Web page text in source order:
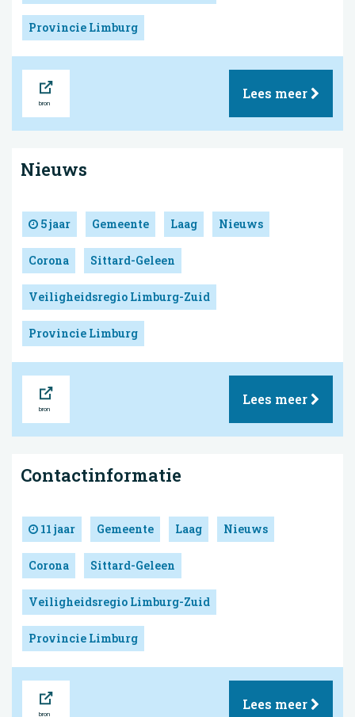
Provincie Limburg
Lees meer
Nieuws
5 jaar Gemeente Laag Nieuws
Corona Sittard-Geleen
Veiligheidsregio Limburg-Zuid
Provincie Limburg
Lees meer
Contactinformatie
11 jaar Gemeente Laag Nieuws
Corona Sittard-Geleen
Veiligheidsregio Limburg-Zuid
Provincie Limburg
Lees meer